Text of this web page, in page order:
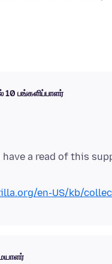
10 பங்களிப்பாளர்
have a read of this
en-US/kb/